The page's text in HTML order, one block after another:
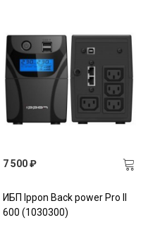
7 500 ₽
ИБП Ippon Back power Pro II
600 (1030300)